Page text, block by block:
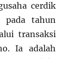
cerdik
pada tahun
transaksi
Ia adalah